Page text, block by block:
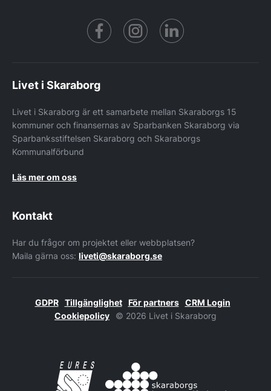
Facebook https://
Livet i Skaraborg
Livet i Skaraborg är ett samarbete mellan Skaraborgs 15
kommuner och finansernas av Sparbanken Skaraborg via
Sparbanksstiftelsen Skaraborg och Skaraborgs
Kommunalförbund
Läs mer om oss
Kontakt
Har du frågor om projektet eller webbplatsen?
Maila gärna oss: liveti@skaraborg.se
GDPR Tillgänglighet För partners
CRM Login
Cookiepolicy
© 2026 Livet i Skaraborg